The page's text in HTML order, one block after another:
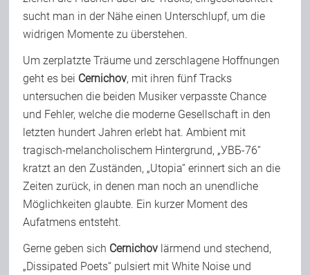
sucht man in der Nähe einen Unterschlupf, um die
widrigen Momente zu überstehen.
Um zerplatzte Träume und zerschlagene Hoffnungen
geht es bei Cernichov, mit ihren fünf Tracks
untersuchen die beiden Musiker verpasste Chance
und Fehler, welche die moderne Gesellschaft in den
letzten hundert Jahren erlebt hat. Ambient mit
tragisch-melancholischem Hintergrund, „УВБ-76“
kratzt an den Zuständen, „Utopia“ erinnert sich an die
Zeiten zurück, in denen man noch an unendliche
Möglichkeiten glaubte. Ein kurzer Moment des
Aufatmens entsteht.
Gerne geben sich Cernichov lärmend und stechend,
„Dissipated Poets“ pulsiert mit White Noise und